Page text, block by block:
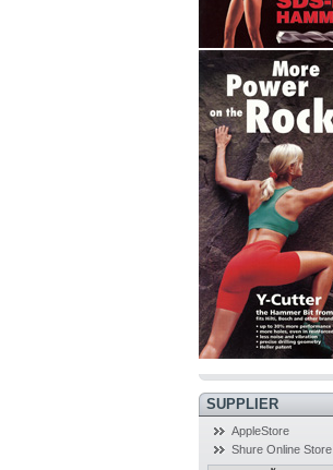
SUPPLIER
AppleStore
Shure Online Store